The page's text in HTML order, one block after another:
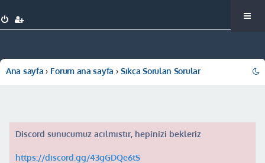
Ana sayfa Forum ana sayfa Sıkça Sorulan Sorular
Discord sunucumuz açılmıştır, hepinizi bekleriz
https://discord.gg/43gGDQe6tS